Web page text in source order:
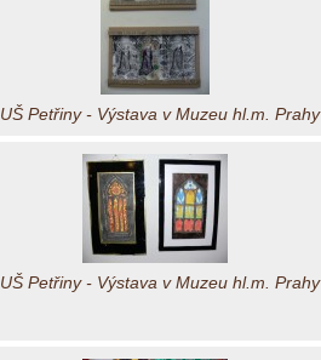
Petřiny - Výstava v Muzeu hl.m. Prahy
Petřiny - Výstava v Muzeu hl.m. Prahy